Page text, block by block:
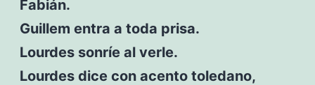
Fabián.
Guillem entra a toda prisa.
Lourdes sonríe al verle.
Lourdes dice con acento toledano,